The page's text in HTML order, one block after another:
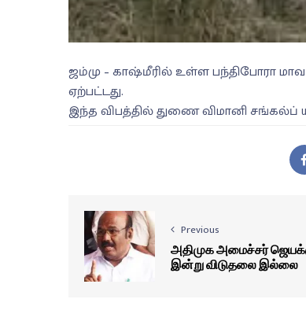
ஜம்மு – காஷ்மீரில் உள்ள பந்திபோரா
ஏற்பட்டது.
இந்த விபத்தில் துணை விமானி சங்கல்ப்
Previous
அதிமுக அமைச்சர்
இன்று விடுதலை இல்லை